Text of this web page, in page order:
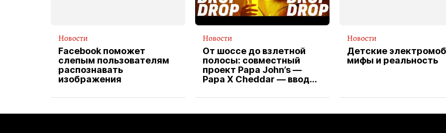
Новости
Facebook поможет
слепым пользователям
распознавать
изображения
Новости
От шоссе до взлетной
полосы: совместный
проект Papa John’s —
Papa X Cheddar — вводит
водителя службы
Новости
Детские
мифы и реальность